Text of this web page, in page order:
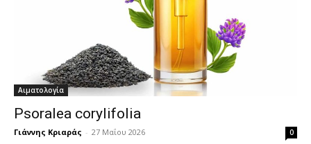
Αιματολογία
Psoralea corylifolia
Γιάννης Κριαράς - 27 Μαΐου 2026 0